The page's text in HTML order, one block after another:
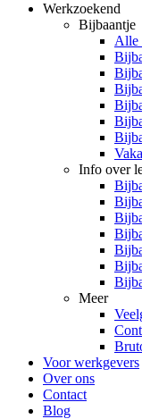
Werkzoekend
Bijbaantje
Alle
Info over
Meer
Voor werkgevers
Over ons
Contact
Blog